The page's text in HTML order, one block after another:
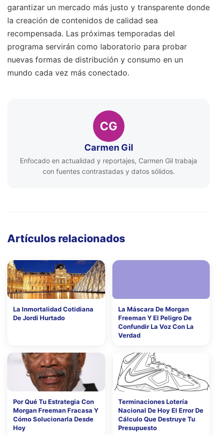
garantizar un mercado más justo y transparente donde
la creación de contenidos de calidad sea
recompensada. Las próximas temporadas del
programa servirán como laboratorio para probar
nuevas formas de distribución y consumo en un
mundo cada vez más conectado.
CG
Carmen Gil
Enfocado en actualidad y reportajes, Carmen Gil trabaja
con fuentes contrastadas y datos sólidos.
Artículos relacionados
La Inmortalidad Cotidiana
De Jordi Hurtado
La Máscara De Morgan
Freeman Y El Peligro De
Confundir La Voz Con La
Verdad
Por Qué Tu Estrategia Con
Morgan Freeman Fracasa Y
Cómo Solucionarla Desde
Hoy
Terminaciones Lotería
Nacional De Hoy El Error De
Cálculo Que Destruye Tu
Presupuesto